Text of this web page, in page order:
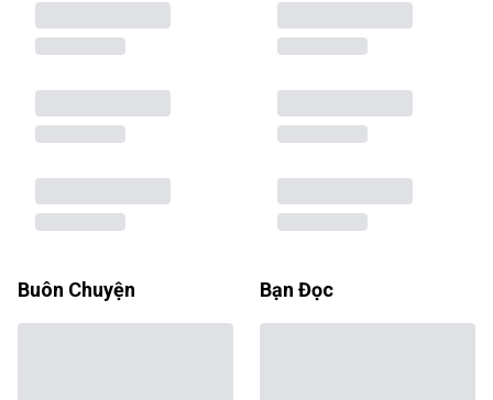
Buôn Chuyện Bạn Đọc